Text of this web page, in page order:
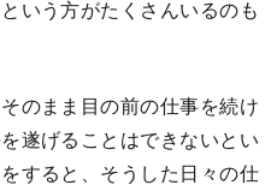
いう方がたくさんいるのも
のまま目の前の仕事を続け
遂げることはできないとい
すると、そうした日々の仕